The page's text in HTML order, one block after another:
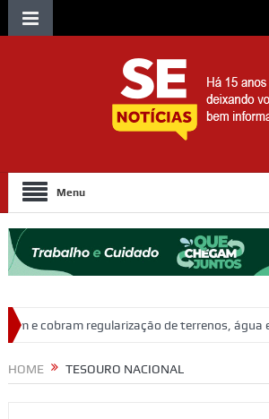
Menu
de terrenos, água e energia em Socorro
HOME TESOURO NACIONAL